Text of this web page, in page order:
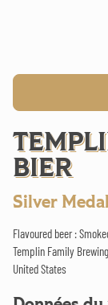
BIER
Silver
Flavoured beer :
Templin Family Brewing
United States